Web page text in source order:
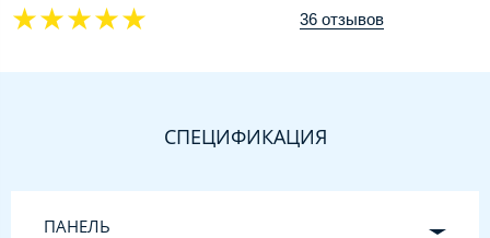
★★★★★ 36 отзывов
СПЕЦИФИКАЦИЯ
ПАНЕЛЬ